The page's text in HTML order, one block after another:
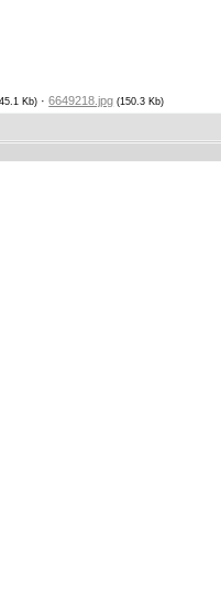
Kb) ·6649218.jpg (150.3 Kb)